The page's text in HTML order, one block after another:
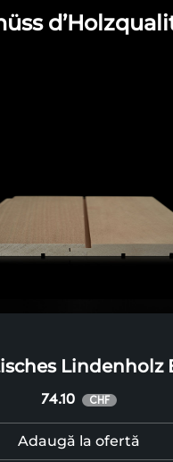
Lindenholz
74.10 CHF
Adaugă la ofertă